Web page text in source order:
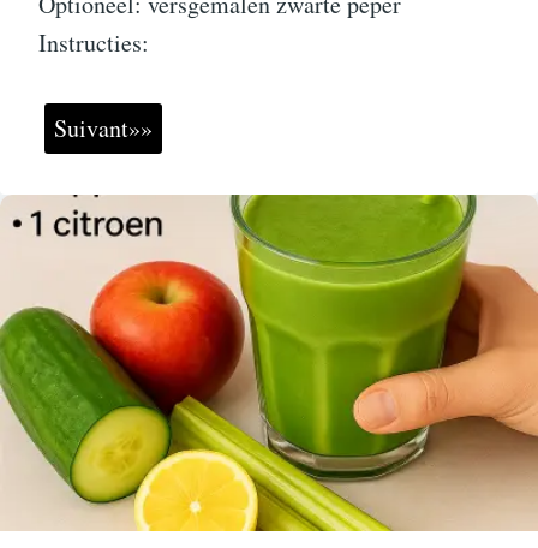
Instructies:
Suivant»»